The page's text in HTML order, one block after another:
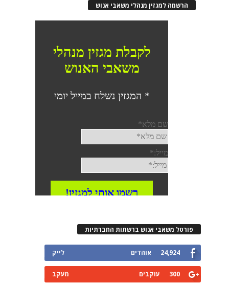
הרשמה למגזין מנהלי משאבי אנוש
פורטל משאבי אנוש ברשתות החברתיות
24,924 אוהדים לייק
300 עוקבים מעקב